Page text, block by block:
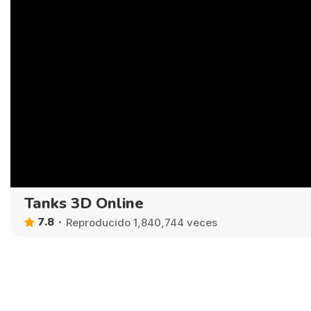
Tanks 3D Online
7.8 Reproducido 1,840,744 veces